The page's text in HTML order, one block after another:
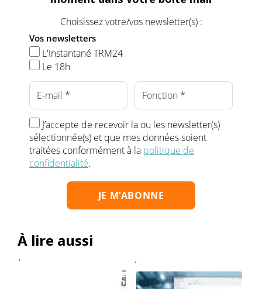
Choisissez votre/vos newsletter(s) :
Vos newsletters
L'Instantané TRM24
Le 18h
J’accepte de recevoir la ou les newsletter(s)
sélectionnée(s) et que mes données soient
traitées conformément à la politique de
confidentialité.
À lire aussi